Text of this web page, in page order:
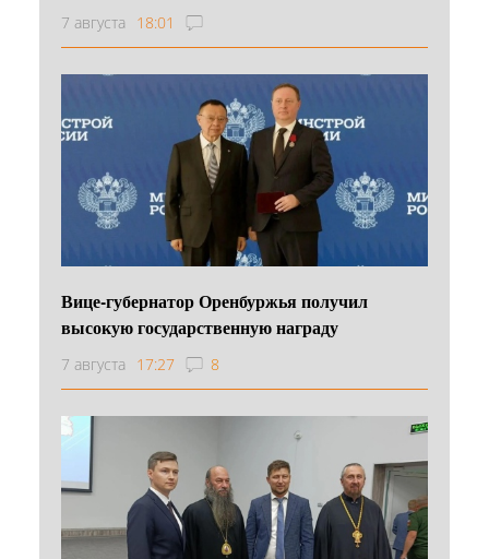
7 августа 18:01
Вице-губернатор Оренбуржья получил
высокую государственную награду
7 августа 17:27 8